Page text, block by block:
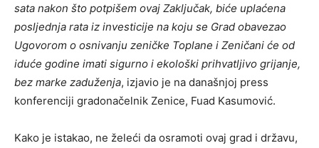
sata nakon što potpišem ovaj Zaključak, biće uplaćena
posljednja rata iz investicije na koju se Grad obavezao
Ugovorom o osnivanju zeničke Toplane i Zeničani će od
iduće godine imati sigurno i ekološki prihvatljivo grijanje,
bez marke zaduženja, izjavio je na današnjoj press
konferenciji gradonačelnik Zenice, Fuad Kasumović.
Kako je istakao, ne želeći da osramoti ovaj grad i državu,